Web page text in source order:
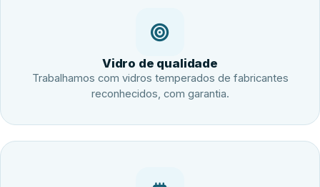
Vidro de qualidade
Trabalhamos com vidros temperados de fabricantes
reconhecidos, com garantia.